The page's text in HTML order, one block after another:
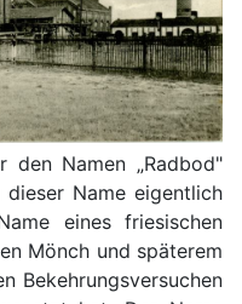
Namen „Radbod"
Name eigentlich
eines friesischen
Mönch und späterem
Bekehrungsversuchen